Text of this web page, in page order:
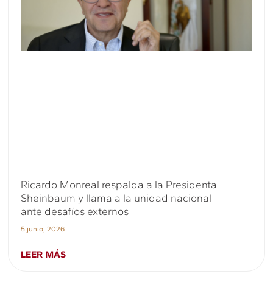
Ricardo Monreal respalda a la Presidenta
Sheinbaum y llama a la unidad nacional
ante desafíos externos
5 junio, 2026
LEER MÁS